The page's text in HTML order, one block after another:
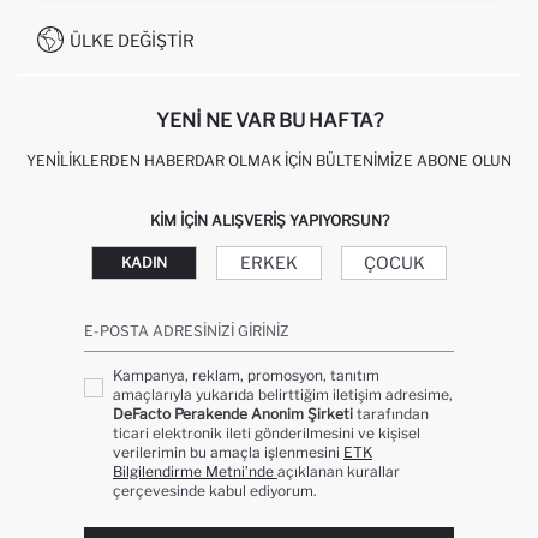
İŞLEM REHBERI
KAMPANYALAR
0850 333 22 86
ÜLKE DEĞIŞTIR
YENI NE VAR BU HAFTA?
YENILIKLERDEN HABERDAR OLMAK İÇIN BÜLTENIMIZE ABONE OLUN
KIM IÇIN ALIŞVERIŞ YAPIYORSUN?
KADIN ERKEK ÇOCUK
E-POSTA ADRESINIZI GIRINIZ
Kampanya, reklam, promosyon, tanıtım
amaçlarıyla yukarıda belirttiğim iletişim adresime,
DeFacto Perakende Anonim Şirketi tarafından
ticari elektronik ileti gönderilmesini ve kişisel
verilerimin bu amaçla işlenmesini ETK
Bilgilendirme Metni’nde açıklanan kurallar
çerçevesinde kabul ediyorum.